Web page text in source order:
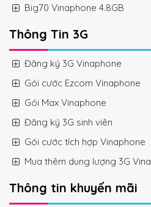
Big70 Vinaphone 4.8GB
Thông Tin 3G
Đăng ký 3G Vinaphone
Gói cước Ezcom Vinaphone
Gói Max Vinaphone
Đăng ký 3G sinh viên
Gói cước tích hợp Vinaphone
Mua thêm dung lượng 3G Vina
Thông tin khuyến mãi